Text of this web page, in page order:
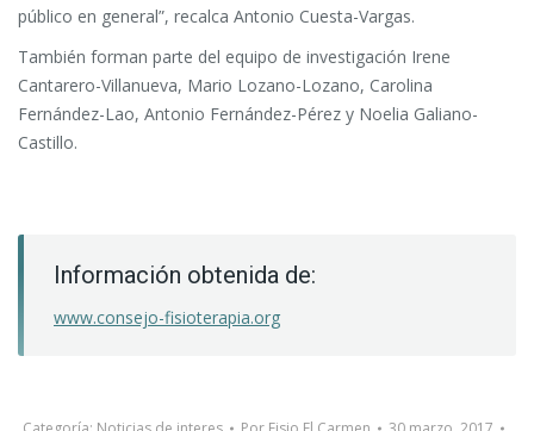
público en general”, recalca Antonio Cuesta-Vargas.
También forman parte del equipo de investigación Irene
Cantarero-Villanueva, Mario Lozano-Lozano, Carolina
Fernández-Lao, Antonio Fernández-Pérez y Noelia Galiano-
Castillo.
Información obtenida de:
www.consejo-fisioterapia.org